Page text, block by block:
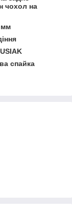
чохол на
мм
спайка